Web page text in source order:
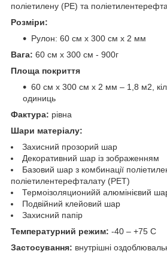
поліетилену (PE) та
Розміри:
Рулон: 60 см х 300 см х 2 мм
Вага: 60 см х 300 см - 900г
Площа покриття
60 см х 300 см х 2 мм – 1,8 м2,
одиниць
Фактура: рівна
Шари матеріалу:
Захисний прозорий шар
Декоративний шар із зображенням
Базовий шар з комбинації
поліетилентерефталату (PET)
Термоізоляционийй алюмінієвий
Подвійний клейовий шар
Захисний папір
Температурний режим: -40 – +75 С
Застосування: внутрішні